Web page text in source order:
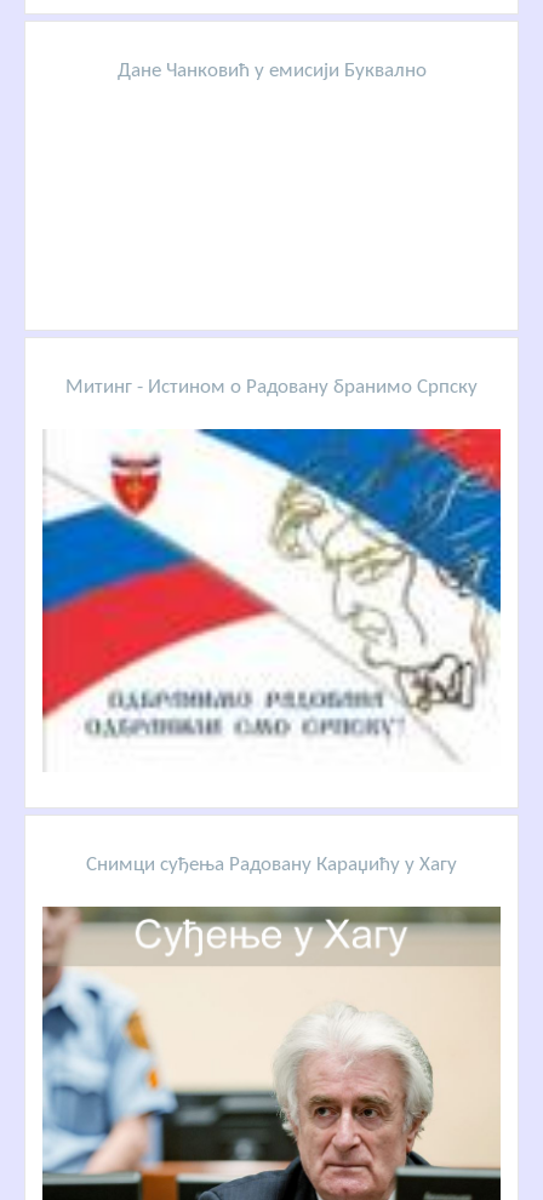
Дане Чанковић у емисији Буквално
Митинг - Истином о Радовану бранимо Српску
Снимци суђења Радовану Караџићу у Хагу